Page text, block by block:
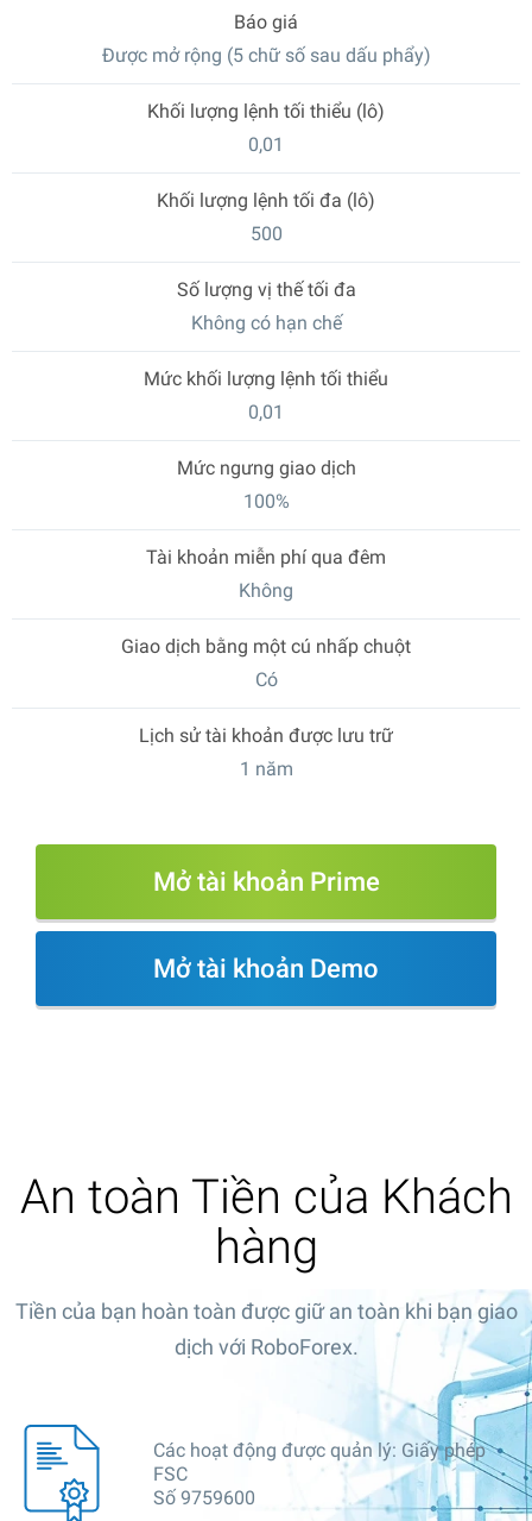
Báo giá
Được mở rộng (5 chữ số sau dấu phẩy)
Khối lượng lệnh tối thiểu (lô)
0,01
Khối lượng lệnh tối đa (lô)
500
Số lượng vị thế tối đa
Không có hạn chế
Mức khối lượng lệnh tối thiểu
0,01
Mức ngưng giao dịch
100%
Tài khoản miễn phí qua đêm
Không
Giao dịch bằng một cú nhấp chuột
Có
Lịch sử tài khoản được lưu trữ
1 năm
Mở tài khoản Prime
Mở tài khoản Demo
An toàn Tiền của Khách
hàng
Tiền của bạn hoàn toàn được giữ an toàn khi bạn giao
dịch với RoboForex.
Các hoạt động được quản lý: Giấy phép
FSC
Số 9759600